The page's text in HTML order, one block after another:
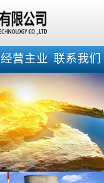
经营主业 联系我们